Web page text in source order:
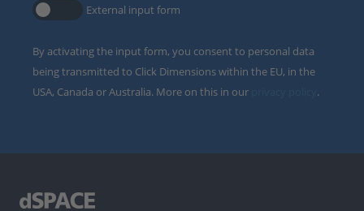
External input form
By activating the input form, you consent to personal data
being transmitted to Click Dimensions within the EU, in the
USA, Canada or Australia. More on this in our
.